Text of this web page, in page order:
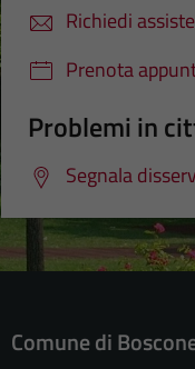
Richiedi
Prenota
Problemi in
Segnala
Comune di